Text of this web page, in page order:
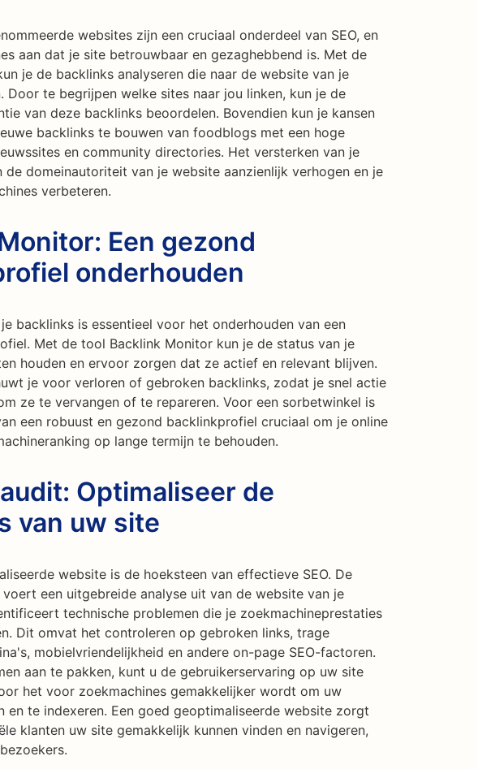
websites zijn een cruciaal onderdeel van SEO, en
aan dat je site betrouwbaar en gezaghebbend is. Met de
je de backlinks analyseren die naar de website van je
Door te begrijpen welke sites naar jou linken, kun je de
van deze backlinks beoordelen. Bovendien kun je kansen
backlinks te bouwen van foodblogs met een hoge
en community directories. Het versterken van je
de domeinautoriteit van je website aanzienlijk verhogen en je
verbeteren.
Een gezond
onderhouden
backlinks is essentieel voor het onderhouden van een
Met de tool Backlink Monitor kun je de status van je
houden en ervoor zorgen dat ze actief en relevant blijven.
je voor verloren of gebroken backlinks, zodat je snel actie
ze te vervangen of te repareren. Voor een sorbetwinkel is
een robuust en gezond backlinkprofiel cruciaal om je online
op lange termijn te behouden.
Optimaliseer de
van uw site
website is de hoeksteen van effectieve SEO. De
een uitgebreide analyse uit van de website van je
technische problemen die je zoekmachineprestaties
Dit omvat het controleren op gebroken links, trage
mobielvriendelijkheid en andere on-page SEO-factoren.
aan te pakken, kunt u de gebruikerservaring op uw site
het voor zoekmachines gemakkelijker wordt om uw
en te indexeren. Een goed geoptimaliseerde website zorgt
klanten uw site gemakkelijk kunnen vinden en navigeren,